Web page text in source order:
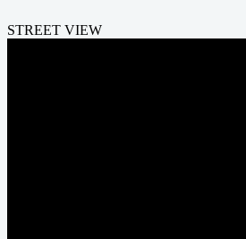
STREET VIEW